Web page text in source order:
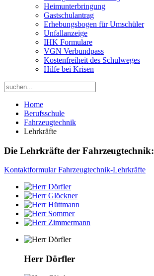
Heimunterbringung
Gastschulantrag
Erhebungsbogen für Umschüler
Unfallanzeige
IHK Formulare
VGN Verbundpass
Kostenfreiheit des Schulweges
Hilfe bei Krisen
Home
Berufsschule
Fahrzeugtechnik
Lehrkräfte
Die Lehrkräfte der Fahrzeugtechnik:
Kontaktformular Fahrzeugtechnik-Lehrkräfte
Herr Dörfler